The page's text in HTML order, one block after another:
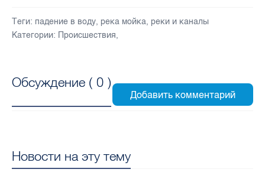
Теги: падение в воду, река мойка, реки и каналы
Категории: Происшествия,
Обсуждение ( 0 )
Новости на эту тему